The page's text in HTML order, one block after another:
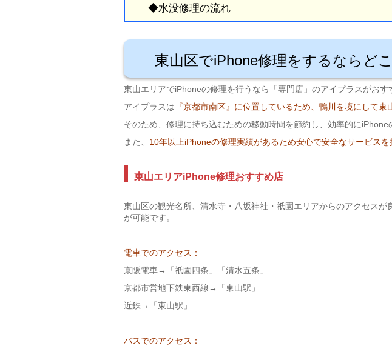
◆水没修理の流れ
東山区でiPhone修理をするならど
東山エリアでiPhoneの修理を行うなら「専門店」のアイプラスがおす
アイプラスは 『京都市南区』に位置しているため、鴨川を境にして東
そのため、修理に持ち込むための移動時間を節約し、効率的にiPhone
また、 10年以上iPhoneの修理実績があるため安心で安全なサービスを
東山エリアiPhone修理おすすめ店
東山区の観光名所、清水寺・八坂神社・祇園エリアからのアクセスが
が可能です。
電車でのアクセス：
京阪電車→「祇園四条」「清水五条」
京都市営地下鉄東西線→「東山駅」
近鉄→「東山駅」
バスでのアクセス：